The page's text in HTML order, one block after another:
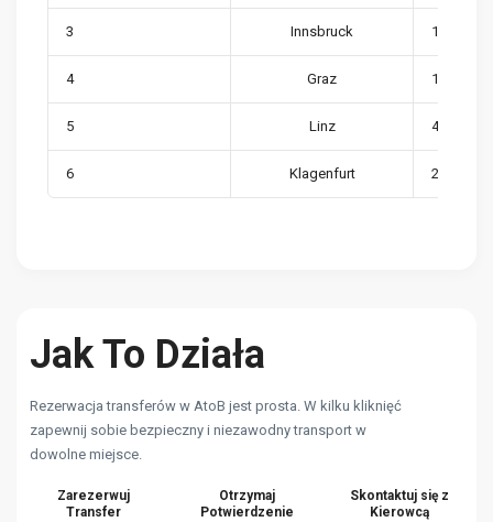
3 Innsbruck 1,114,471
4 Graz 1,036,929
5 Linz 436,018
6 Klagenfurt 209,278
Jak To Działa
Rezerwacja transferów w AtoB jest prosta. W kilku kliknięć
zapewnij sobie bezpieczny i niezawodny transport w
dowolne miejsce.
Zarezerwuj
Transfer
Otrzymaj
Potwierdzenie
Skontaktuj się z
Kierowcą